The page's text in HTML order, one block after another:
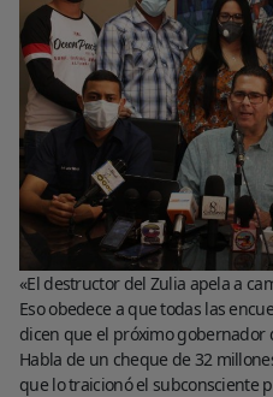
«El destructor del Zulia apela a
Eso obedece a que todas las
dicen que el próximo gobernador
Habla de un cheque de 32
que lo traicionó el subconsciente